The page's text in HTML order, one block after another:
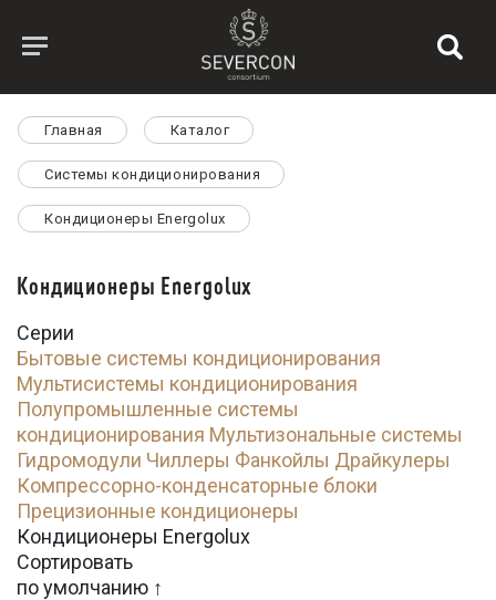
Главная Каталог
Системы кондиционирования
Кондиционеры Energolux
Кондиционеры Energolux
Серии
Бытовые системы кондиционирования
Мультисистемы кондиционирования
Полупромышленные системы
кондиционирования Мультизональные системы
Гидромодули Чиллеры Фанкойлы Драйкулеры
Компрессорно-конденсаторные блоки
Прецизионные кондиционеры
Кондиционеры Energolux
Сортировать
по умолчанию ↑